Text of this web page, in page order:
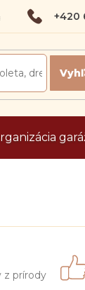
+420
z prírody